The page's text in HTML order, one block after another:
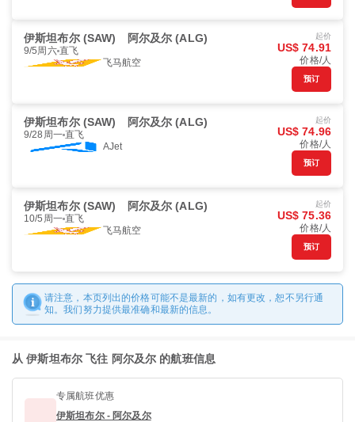
伊斯坦布尔 (SAW) 阿尔及尔 (ALG)
9/5周六 直飞
飞马航空
起价
US$ 74.91
价格/人
预订
伊斯坦布尔 (SAW) 阿尔及尔 (ALG)
9/28周一 直飞
AJet
起价
US$ 74.96
价格/人
预订
伊斯坦布尔 (SAW) 阿尔及尔 (ALG)
10/5周一 直飞
飞马航空
起价
US$ 75.36
价格/人
预订
请注意，本页列出的价格可能不是最新的，如有更改，恕不另行通
知。我们努力提供最准确和最新的信息。
从 伊斯坦布尔 飞往 阿尔及尔 的航班信息
专属航班优惠
伊斯坦布尔 - 阿尔及尔